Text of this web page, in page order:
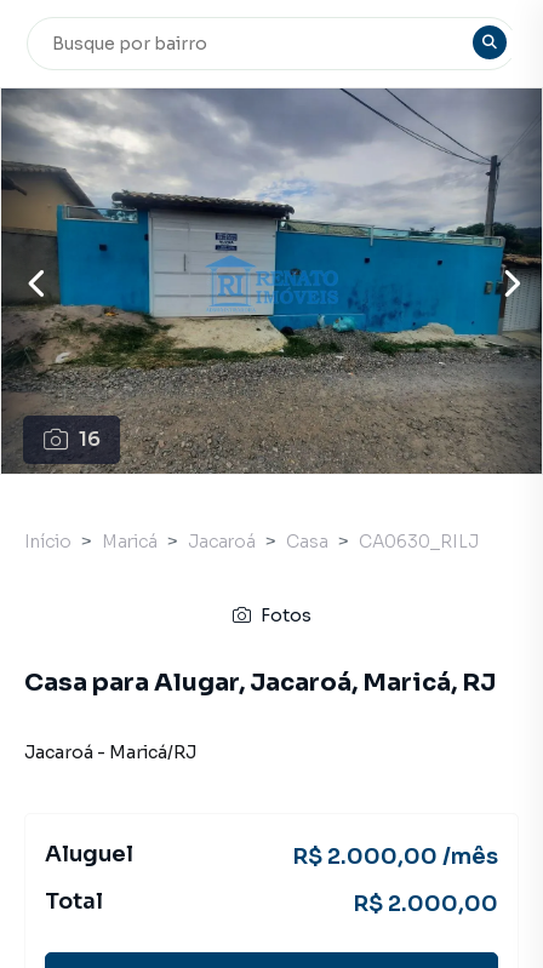
16
Início Maricá Jacaroá Casa CA0630_RILJ
Fotos
Casa para Alugar, Jacaroá, Maricá, RJ
Jacaroá - Maricá/RJ
Aluguel
R$ 2.000,00 /mês
Total
R$ 2.000,00